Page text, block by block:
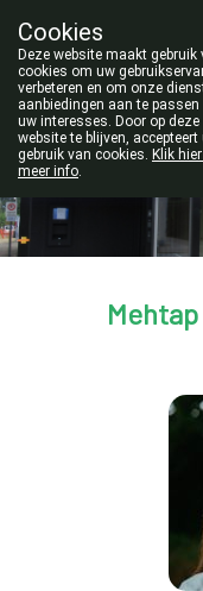
NIEUW
Vandaag
Cookies
Deze website maakt gebruik
cookies om uw
verbeteren en om onze
aanbiedingen aan te passen
uw interesses. Door op deze
website te blijven, accepteert
gebruik van cookies. Klik
meer info.